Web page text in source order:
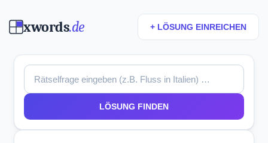
xwords.de + LÖSUNG EINREICHEN
LÖSUNG FINDEN